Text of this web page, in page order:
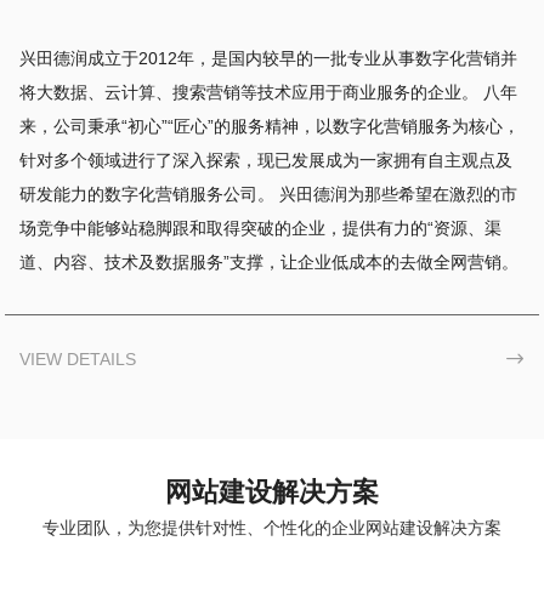
兴田德润成立于2012年，是国内较早的一批专业从事数字化营销并
将大数据、云计算、搜索营销等技术应用于商业服务的企业。 八年
来，公司秉承“初心”“匠心”的服务精神，以数字化营销服务为核心，
针对多个领域进行了深入探索，现已发展成为一家拥有自主观点及
研发能力的数字化营销服务公司。 兴田德润为那些希望在激烈的市
场竞争中能够站稳脚跟和取得突破的企业，提供有力的“资源、渠
道、内容、技术及数据服务”支撑，让企业低成本的去做全网营销。
VIEW DETAILS 
网站建设解决方案
专业团队，为您提供针对性、个性化的企业网站建设解决方案